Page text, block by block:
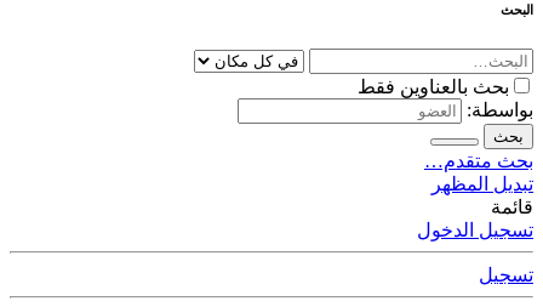
البحث
بحث بالعناوين فقط
بواسطة:
بحث
بحث متقدم…
تبديل المظهر
قائمة
تسجيل الدخول
تسجيل